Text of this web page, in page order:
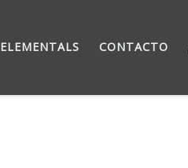
ELEMENTALS CONTACTO